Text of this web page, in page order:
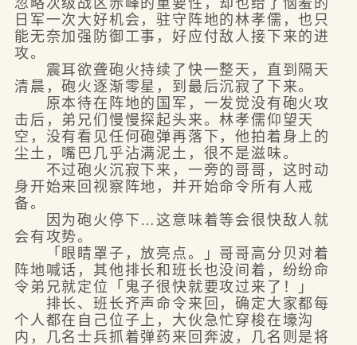
忽略次级战区赤峰的重要性，却也给了恼羞的
日军一次大好机会，驻守阵地的林孝儒，也只
能无奈加强防御工事，好应付敌人接下来的进
攻。
震耳欲聋砲火持续了快一整天，直到隔天
清晨，砲火逐渐零星，到最后沉寂了下来。
原本待在阵地的国军，一发觉没有砲火攻
击后，弟兄们慢慢探起头来。林孝儒仰望天
空，没有看见任何砲弹再落下，他拍着身上的
尘土，嘴巴几乎沾满泥土，很不是滋味。
不过砲火沉寂下来，一旁的哥哥，这时动
身开始来回视察阵地，并开始命令所有人戒
备。
因为砲火停下…这意味着等会很快敌人就
会有攻势。
「眼睛罩子，放亮点。」哥哥高分贝对着
阵地喊话，其他排长和班长也没间着，纷纷命
令弟兄就定位「鬼子很快就要攻过来了！」
排长、班长齐声命令来回，确定大家都每
个人都在自己位子上，大伙急忙穿梭在壕沟
内，几名士兵抓着弹药来回奔波，几名则是将